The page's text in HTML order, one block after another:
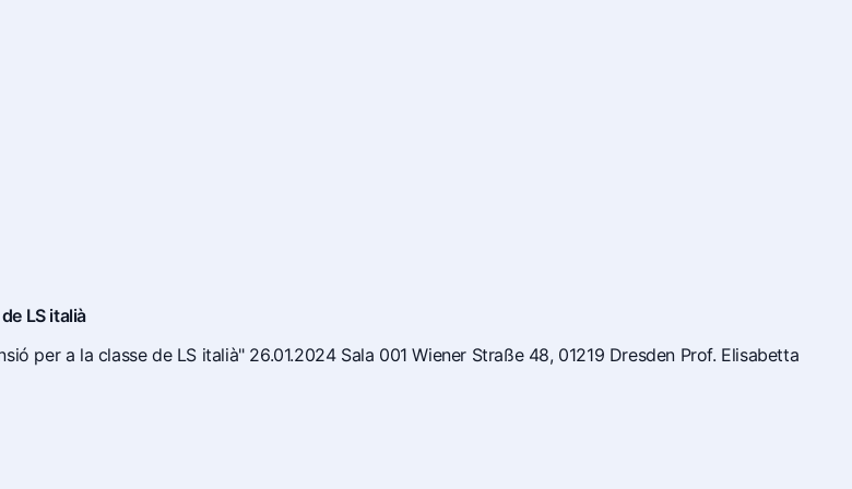
LS italià
per a la classe de LS italià" 26.01.2024 Sala 001 Wiener Straße 48, 01219 Dresden Prof. Elisabetta